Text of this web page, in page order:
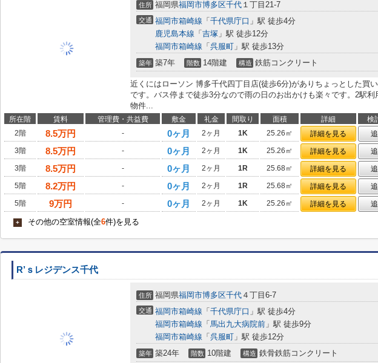
住所 福岡県福岡市博多区千代 １丁目21-7
交通 福岡市箱崎線 「 千代県庁口 」駅 徒歩4分
鹿児島本線 「 吉塚 」駅 徒歩12分
福岡市箱崎線 「 呉服町 」駅 徒歩13分
築年 築7年 階数 14階建 構造 鉄筋コンクリート
近くにはローソン 博多千代四丁目店(徒歩6分)がありちょっとした買
です。バス停まで徒歩3分なので雨の日のお出かけも楽々です。2駅利
物件...
所在階 賃料 管理費・共益費 敷金 礼金 間取り 面積 詳細
検
2階
8.5万円 - 0ヶ月 2ヶ月 1K 25.26㎡ 詳細を見る
3階
8.5万円 - 0ヶ月 2ヶ月 1K 25.26㎡ 詳細を見る
3階
8.5万円 - 0ヶ月 2ヶ月 1R 25.68㎡ 詳細を見る
5階
8.2万円 - 0ヶ月 2ヶ月 1R 25.68㎡ 詳細を見る
5階
9万円 - 0ヶ月 2ヶ月 1K 25.26㎡ 詳細を見る
+ その他の空室情報(全6件)を見る
R’ｓレジデンス千代
住所 福岡県福岡市博多区千代 ４丁目6-7
交通 福岡市箱崎線 「 千代県庁口 」駅 徒歩4分
福岡市箱崎線 「 馬出九大病院前 」駅 徒歩9分
福岡市箱崎線 「 呉服町 」駅 徒歩12分
築年 築24年 階数 10階建 構造 鉄骨鉄筋コンクリート